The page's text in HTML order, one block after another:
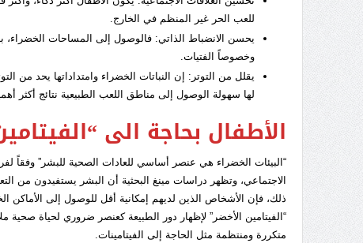
للعب الحر غير المنظم في الخارج.
يحسن الانضباط الذاتي: فالوصول إلى المساحات الخضراء،
وخصوصاً الفتيات.
يقلل من التوتر: إن النباتات الخضراء وامتداداتها يحد من
لها سهولة الوصول إلى مناطق اللعب الطبيعية نتائج أكثر
الأطفال بحاجة الى
“البيئات الخضراء هي عنصر أساسي للعادات الصحية للبشر” وفقاً
الاجتماعي، وتظهر دراسات مينغ البحثية أن البشر يستفيدون من
ذلك، فإن الأشخاص الذين لديهم إمكانية أقل للوصول إلى
“الفيتامين الأخضر” لإظهار دور الطبيعة كعنصر ضروري لحياة صحية
متكررة ومنتظمة مثل الحاجة إلى الفيتامينات.